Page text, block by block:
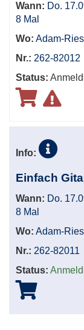
Wann: Do.
8 Mal
Wo: Adam-
Nr.: 262-82012
Status:
Info:
Einfach
Wann: Do.
8 Mal
Wo: Adam-
Nr.: 262-82011
Status: